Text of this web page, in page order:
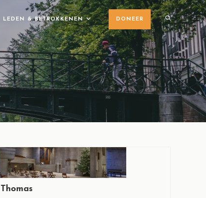
LEDEN & BETROKKENEN DONEER